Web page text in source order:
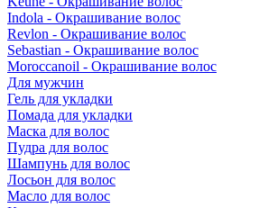
Indola - Окрашивание волос
Revlon - Окрашивание волос
Sebastian - Окрашивание волос
Moroccanoil - Окрашивание волос
Для мужчин
Гель для укладки
Помада для укладки
Маска для волос
Пудра для волос
Шампунь для волос
Лосьон для волос
Масло для волос